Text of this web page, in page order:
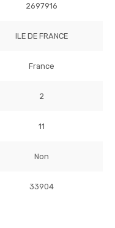
2697916
ILE DE FRANCE
France
2
11
Non
33904